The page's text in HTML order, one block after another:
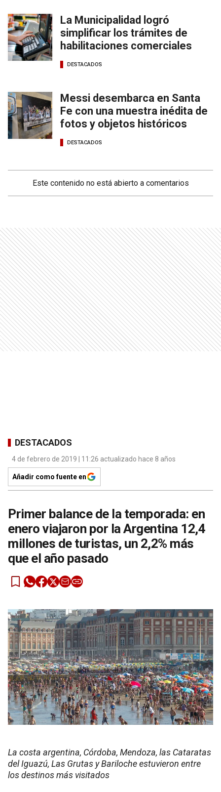
La Municipalidad logró
simplificar los trámites de
habilitaciones comerciales
DESTACADOS
Messi desembarca en Santa
Fe con una muestra inédita de
fotos y objetos históricos
DESTACADOS
Este contenido no está abierto a comentarios
DESTACADOS
4 de febrero de 2019 | 11:26 actualizado hace 8 años
Añadir como fuente en
Primer balance de la temporada: en
enero viajaron por la Argentina 12,4
millones de turistas, un 2,2% más
que el año pasado
La costa argentina, Córdoba, Mendoza, las Cataratas
del Iguazú, Las Grutas y Bariloche estuvieron entre
los destinos más visitados